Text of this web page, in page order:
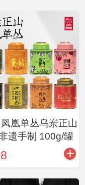
凰单丛乌岽正山
遗手制 100g/罐